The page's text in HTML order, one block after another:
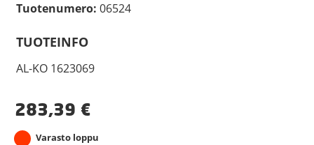
Tuotenumero: 06524
TUOTEINFO
AL-KO 1623069
283,39 €
Varasto loppu